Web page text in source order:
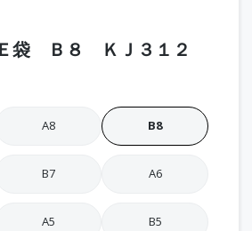
袋 Ｂ８ ＫＪ３１２
A8 B8
B7 A6
A5 B5